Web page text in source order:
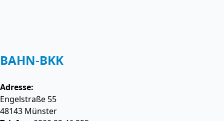
BAHN-BKK
Adresse:
Engelstraße 55
48143 Münster